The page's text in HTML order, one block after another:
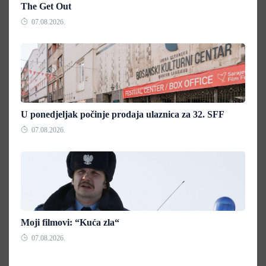
The Get Out
07.08.2026.
U ponedjeljak počinje prodaja ulaznica za 32. SFF
07.08.2026.
Moji filmovi: “Kuća zla“
07.08.2026.